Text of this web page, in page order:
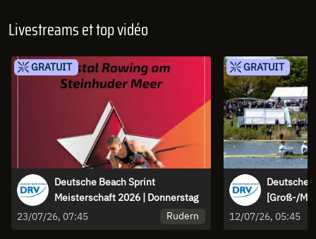
Livestreams et top vidéo
GRATUIT
Deutsche Beach Sprint
Meisterschaft 2026 | Donnerstag
23/07/26, 07:45
Rudern
GRATUIT
[Groß-/
12/07/26, 05:45